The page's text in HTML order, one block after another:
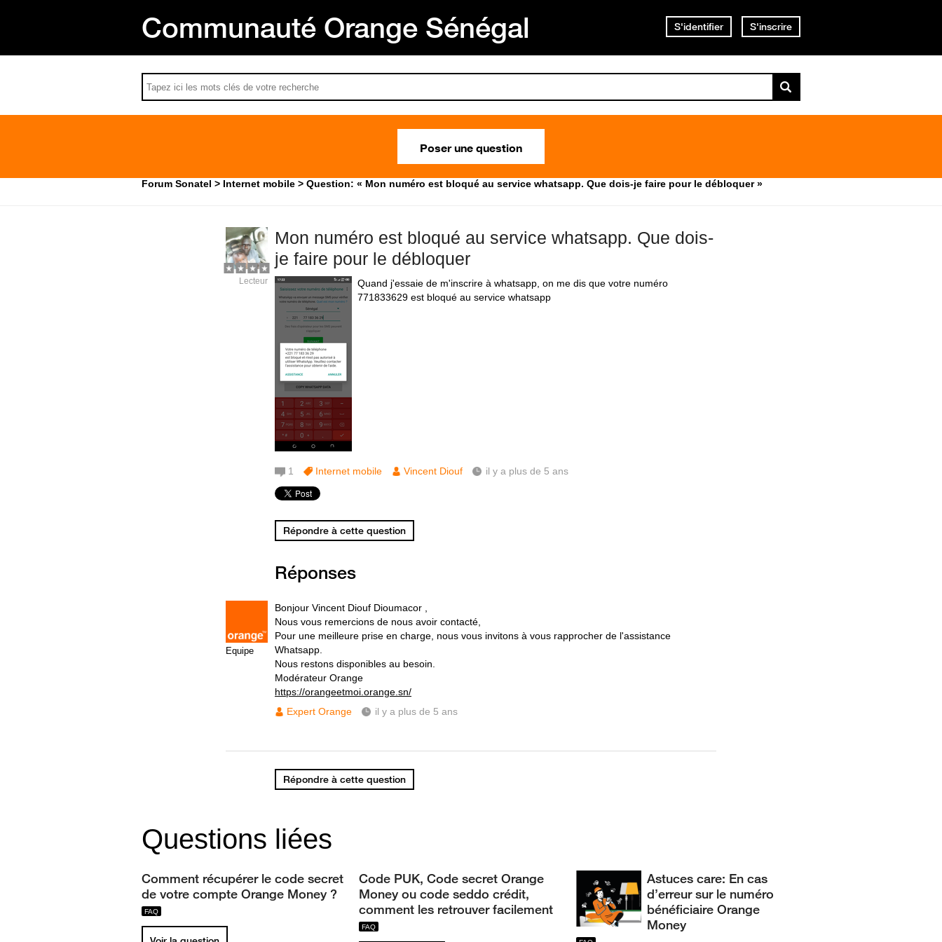
Communauté Orange Sénégal S'identifier S'inscrire
Poser une question
Forum Sonatel Internet mobile Question: « Mon numéro est bloqué au service whatsapp. Que dois-je faire pour le débloquer »
Mon numéro est bloqué au service whatsapp. Que dois-
je faire pour le débloquer
Quand j'essaie de m'inscrire à whatsapp, on me dis que votre numéro
771833629 est bloqué au service whatsapp
Lecteur
1 Internet mobile Vincent Diouf il y a plus de 5 ans
Répondre à cette question
Réponses
Equipe
Bonjour Vincent Diouf Dioumacor ,
Nous vous remercions de nous avoir contacté,
Pour une meilleure prise en charge, nous vous invitons à vous rapprocher de l'assistance
Whatsapp.
Nous restons disponibles au besoin.
Modérateur Orange
https://orangeetmoi.orange.sn/
Expert Orange
il y a plus de 5 ans
Répondre à cette question
Questions liées
Comment récupérer le code secret
de votre compte Orange Money ?
Code PUK, Code secret Orange
Money ou code seddo crédit,
comment les retrouver facilement
Astuces care: En cas
d’erreur sur le numéro
bénéficiaire Orange
Money